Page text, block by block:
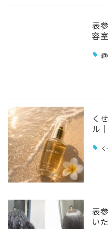
表
容
縮
く
ル
表
い